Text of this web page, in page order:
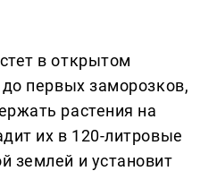
в открытом
первых заморозков,
растения на
их в 120-литровые
землей и установит